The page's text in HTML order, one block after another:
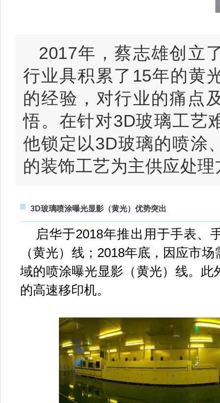
2017年，蔡志雄创立
行业具积累了15年的黄
的经验，对行业的痛点
悟。 在针对3D玻璃工艺
他锁定以3D玻璃的喷涂
的装饰工艺为主供应处理
3D玻璃喷涂曝光显影（黄光）优势突出
启华于2018年推出用于手表、
（黄光）线；2018年底，因应市
域的喷涂曝光显影（黄光）线。此
的高速移印机。